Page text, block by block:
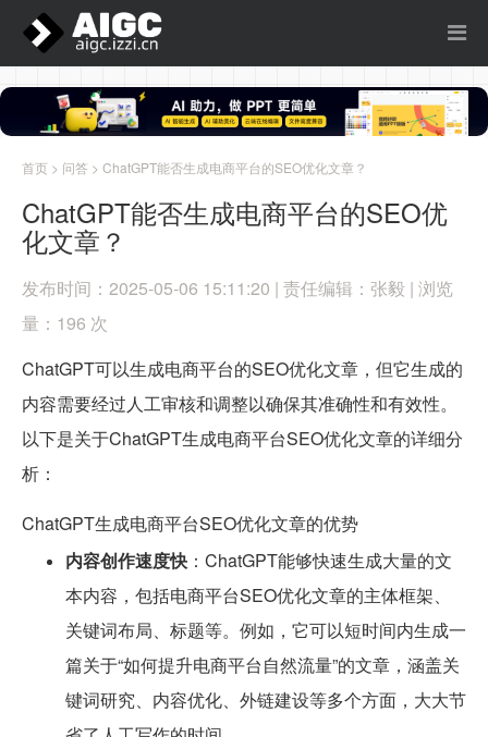
首页 > 问答 > ChatGPT能否生成电商平台的SEO优化文章？
ChatGPT能否生成电商平台的SEO优
化文章？
发布时间：2025-05-06 15:11:20 | 责任编辑：张毅 | 浏览
量：196 次
ChatGPT可以生成电商平台的SEO优化文章，但它生成的
内容需要经过人工审核和调整以确保其准确性和有效性。
以下是关于ChatGPT生成电商平台SEO优化文章的详细分
析：
ChatGPT生成电商平台SEO优化文章的优势
内容创作速度快 ：ChatGPT能够快速生成大量的文
本内容，包括电商平台SEO优化文章的主体框架、
关键词布局、标题等。例如，它可以短时间内生成一
篇关于“如何提升电商平台自然流量”的文章，涵盖关
键词研究、内容优化、外链建设等多个方面，大大节